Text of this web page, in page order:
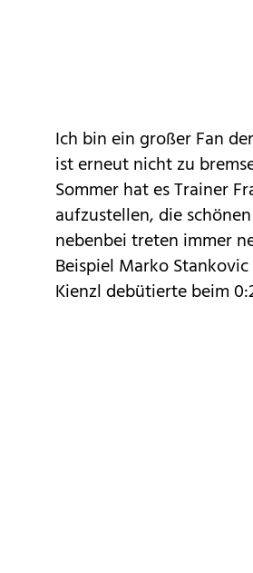
Ich bin ein großer Fan
ist erneut nicht zu
Sommer hat es Trainer
aufzustellen, die
nebenbei treten immer
Beispiel Marko
Kienzl debütierte beim